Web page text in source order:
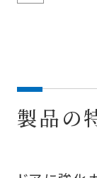
製品の